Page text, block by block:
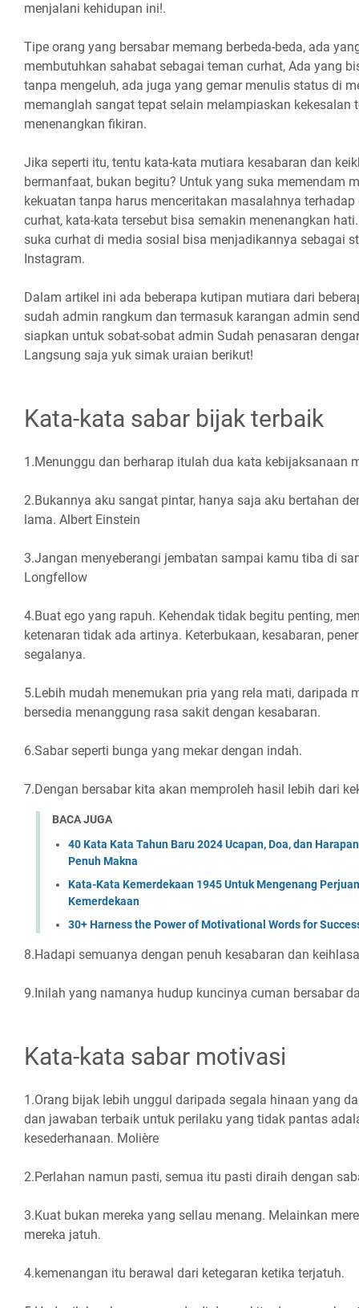
menjalani kehidupan ini!.
Tipe orang yang bersabar memang berbeda-beda, ada
membutuhkan sahabat sebagai teman curhat, Ada yang
tanpa mengeluh, ada juga yang gemar menulis status di
memanglah sangat tepat selain melampiaskan kekesalan
menenangkan fikiran.
Jika seperti itu, tentu kata-kata mutiara kesabaran dan
bermanfaat, bukan begitu? Untuk yang suka memendam
kekuatan tanpa harus menceritakan masalahnya
curhat, kata-kata tersebut bisa semakin menenangkan
suka curhat di media sosial bisa menjadikannya sebagai
Instagram.
Dalam artikel ini ada beberapa kutipan mutiara dari
sudah admin rangkum dan termasuk karangan admin
siapkan untuk sobat-sobat admin Sudah penasaran
Langsung saja yuk simak uraian berikut!
Kata-kata sabar bijak terbaik
1.Menunggu dan berharap itulah dua kata kebijaksanaan
2.Bukannya aku sangat pintar, hanya saja aku bertahan
lama. Albert Einstein
3.Jangan menyeberangi jembatan sampai kamu tiba di
Longfellow
4.Buat ego yang rapuh. Kehendak tidak begitu penting,
ketenaran tidak ada artinya. Keterbukaan, kesabaran,
segalanya.
5.Lebih mudah menemukan pria yang rela mati, daripada
bersedia menanggung rasa sakit dengan kesabaran.
6.Sabar seperti bunga yang mekar dengan indah.
7.Dengan bersabar kita akan memproleh hasil lebih dari
BACA JUGA
40 Kata Kata Tahun Baru 2024 Ucapan, Doa, dan
Penuh Makna
Kata-Kata Kemerdekaan 1945 Untuk Mengenang
Kemerdekaan
30+ Harness the Power of Motivational Words for
8.Hadapi semuanya dengan penuh kesabaran dan
9.Inilah yang namanya hudup kuncinya cuman bersabar
Kata-kata sabar motivasi
1.Orang bijak lebih unggul daripada segala hinaan yang
dan jawaban terbaik untuk perilaku yang tidak pantas
kesederhanaan. Molière
2.Perlahan namun pasti, semua itu pasti diraih dengan
3.Kuat bukan mereka yang sellau menang. Melainkan
mereka jatuh.
4.kemenangan itu berawal dari ketegaran ketika terjatuh.